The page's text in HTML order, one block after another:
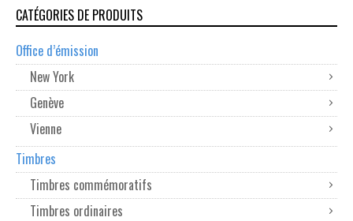
CATÉGORIES DE PRODUITS
Office d’émission
New York
Genève
Vienne
Timbres
Timbres commémoratifs
Timbres ordinaires